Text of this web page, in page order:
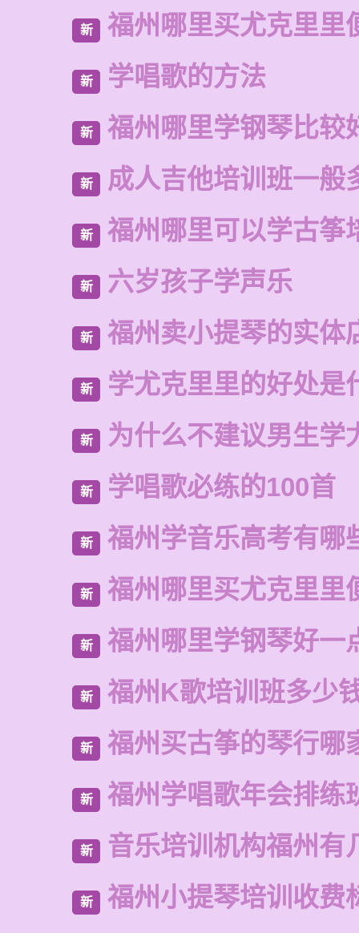
新 福州哪里买尤克里里
新 学唱歌的方法
新 福州哪里学钢琴比较
新 成人吉他培训班一般
新 福州哪里可以学古筝
新 六岁孩子学声乐
新 福州卖小提琴的实体
新 学尤克里里的好处是
新 为什么不建议男生学
新 学唱歌必练的100首
新 福州学音乐高考有哪
新 福州哪里买尤克里里
新 福州哪里学钢琴好一
新 福州K歌培训班多少
新 福州买古筝的琴行哪
新 福州学唱歌年会排练
新 音乐培训机构福州有
新 福州小提琴培训收费